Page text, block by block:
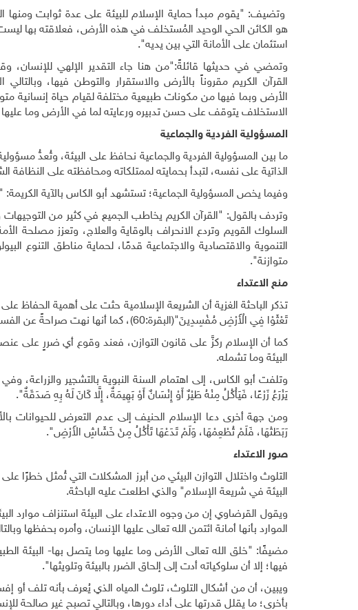
وتضيف: "يقوم مبدأ حماية الإسلام للبيئة على عدة ثوابت ومنها
هو الكائن الحي الوحيد المُستخلف في هذه الأرض، فعلاقته بها
استئمان على الأمانة التي بين يديه".
وتمضي في حديثها قائلةً:"من هنا جاء التقدير الإلهي للإنسان،
القرآن الكريم مقروناً بالأرض والاستقرار والتوطن فيها،
الأرض وبما فيها من مكونات طبيعية مختلفة لقيام حياة إنسانية
الاستخلاف يتوقف على حسن تدبيره ورعايته لما في الأرض وما
المسؤولية الفردية والجماعية
ما بين المسؤولية الفردية والجماعية نحافظ على البيئة، وتُعدُّ
الذاتية على نفسه، لتبدأ بحمايته لممتلكاته ومحافظته على
وفيما يخص المسؤولية الجماعية؛ تستشهد أبو الكاس بالآية الكريمة:
وتردف بالقول: "القرآن الكريم يخاطب الجميع في كثير من
السلوك القويم وتردع الانحراف بالوقاية والعلاج، وتعزز مصلحة
التنموية والاقتصادية والاجتماعية قدمًا، لحماية مناطق التنوع
متوازنة".
منع الاعتداء
تذكر الباحثة الغزية أن الشريعة الإسلامية حثت على أهمية الحفاظ
تَعْثَوْا فِي الْأَرْضِ مُفْسِدِينَ"(البقرة:60)، كما أنها نهت صراحةً عن الفساد بكل أنواعه وأحجامه، وحذرّت من كونه مخالفة لشرع الله تعالى.
كما أن الإسلام ركزَّ على قانون التوازن، فعند وقوع أي ضررٍ على
البيئة وما تشمله.
وتلفت أبو الكاس، إلى اهتمام السنة النبوية بالتشجير
يَزْرَعُ زَرْعًا، فَيَأْكُلُ مِنْهُ طَيْرٌ أَوْ إِنْسَانٌ أَوْ بَهِيمَةٌ، إِلَّا كَانَ لَهُ بِهِ صَدَقَةٌ".
ومن جهة أخرى دعا الإسلام الحنيف إلى عدم التعرض للحيوانات
رَبَطَتْهَا، فَلَمْ تُطْعِمْهَا، وَلَمْ تَدَعْهَا تَأْكُلُ مِنْ خَشَاشِ الأَرْضِ".
صور الاعتداء
التلوث واختلال التوازن البيئي من أبرز المشكلات التي تُمثل خطرًا
البيئة في شريعة الإسلام" والذي اطلعت عليه الباحثة.
ويقول القرضاوي إن من وجوه الاعتداء على البيئة استنزاف موارد
الموارد بأنها أمانة ائتمن الله تعالى عليها الإنسان، وأمره بحفظها
مضيفًا: "خلق الله تعالى الأرض وما عليها وما يتصل بها- البيئة
فيها؛ إلا أن سلوكياته أدت إلى إلحاق الضرر بالبيئة وتلويثها".
ويبين، أن من أشكال التلوث، تلوث المياه الذي يُعرف بأنه تلف أو
بأخرى؛ ما يقلل قدرتها على أداء دورها، وبالتالي تصبح غير صالحة